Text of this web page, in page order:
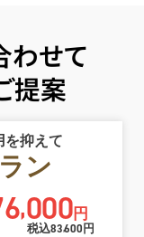
わせて
提案
を抑えて
ン
,000円
税込83,600円